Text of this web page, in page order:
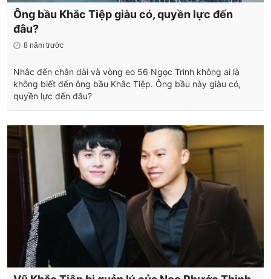
Ông bầu Khắc Tiệp giàu có, quyền lực đến
đâu?
8 năm trước
Nhắc đến chân dài và vòng eo 56 Ngọc Trinh không ai là
không biết đến ông bầu Khắc Tiệp. Ông bầu này giàu có,
quyền lực đến đâu?